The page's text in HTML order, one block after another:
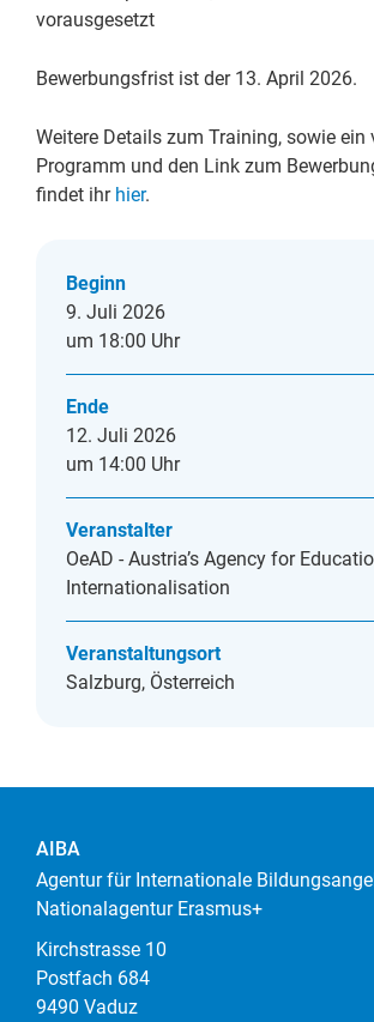
vorausgesetzt
Bewerbungsfrist ist der 13. April 2026.
Weitere Details zum Training, sowie ein
Programm und den Link zum
findet ihr hier.
Beginn
9. Juli 2026
um 18:00 Uhr
Ende
12. Juli 2026
um 14:00 Uhr
Veranstalter
OeAD - Austria’s Agency for
Internationalisation
Veranstaltungsort
Salzburg, Österreich
AIBA
Agentur für Internationale
Nationalagentur Erasmus+
Kirchstrasse 10
Postfach 684
9490 Vaduz